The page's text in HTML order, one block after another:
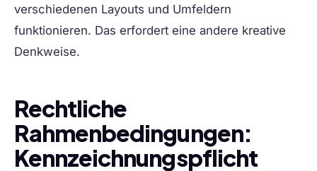
verschiedenen Layouts und Umfeldern
funktionieren. Das erfordert eine andere kreative
Denkweise.
Rechtliche
Rahmenbedingungen:
Kennzeichnungspflicht